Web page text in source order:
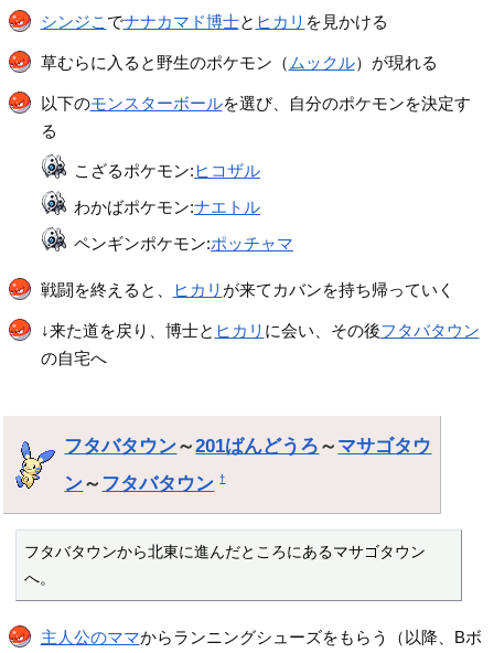
シンジこ でナナカマド博士と ヒカリ を見かける
草むらに入ると野生のポケモン（ ムックル）が現れる
以下のモンスターボールを選び、自分のポケモンを決定す
る
こざるポケモン: ヒコザル
わかばポケモン:ナエトル
ペンギンポケモン:ポッチャマ
戦闘を終えると、 ヒカリ が来てカバンを持ち帰っていく
↓来た道を戻り、博士と ヒカリ に会い、その後フタバタウン
の自宅へ
フタバタウン～201ばんどうろ ～ マサゴタウ
ン～ フタバタウン †
フタバタウンから北東に進んだところにあるマサゴタウン
へ。
主人公のママからランニングシューズをもらう（以降、Bボ